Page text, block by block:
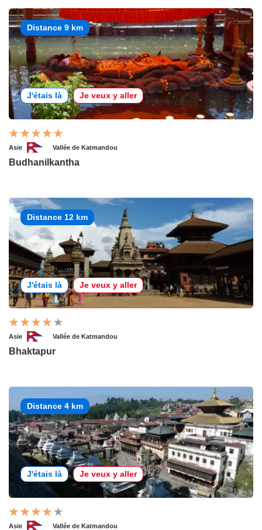
Distance 9 km
J'étais là Je veux y aller
Asie Vallée de Katmandou
Budhanilkantha
Distance 12 km
J'étais là Je veux y aller
Asie Vallée de Katmandou
Bhaktapur
Distance 4 km
J'étais là Je veux y aller
Asie Vallée de Katmandou